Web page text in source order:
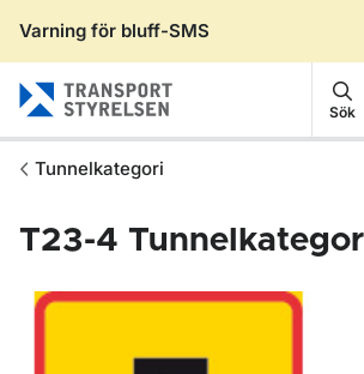
Varning för bluff-SMS
Sök
Tunnelkategori
T23-4